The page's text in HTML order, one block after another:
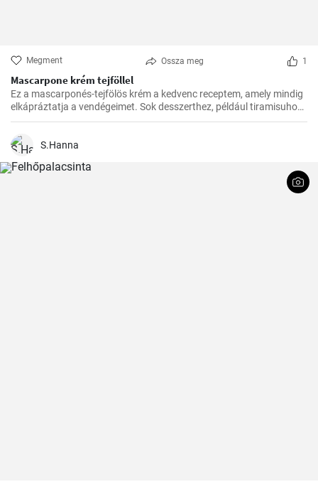
Megment Ossza meg 1
Mascarpone krém tejföllel
Ez a mascarponés-tejfölös krém a kedvenc receptem, amely mindig
elkápráztatja a vendégeimet. Sok desszerthez, például tiramisuhoz
tökéletes kísérő, de gyümölcstortákhoz is remekül illik.
S.Hanna